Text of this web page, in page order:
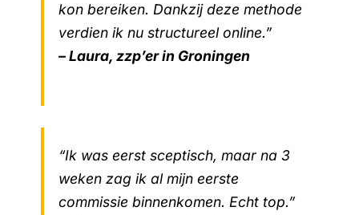
kon bereiken. Dankzij deze methode
verdien ik nu structureel online.”
– Laura, zzp’er in Groningen
“Ik was eerst sceptisch, maar na 3
weken zag ik al mijn eerste
commissie binnenkomen. Echt top.”